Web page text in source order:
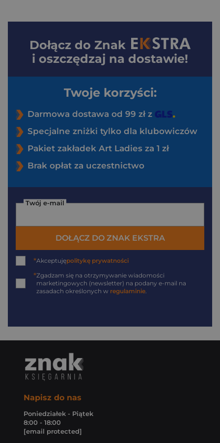
Dołącz do Znak
i oszczędzaj na dostawie!
Twoje korzyści:
Darmowa dostawa od 99 zł z
Specjalne zniżki tylko dla klubowiczów
Pakiet zakładek Art Ladies za 1 zł
Brak opłat za uczestnictwo
Twój e-mail
DOŁĄCZ DO ZNAK EKSTRA
*Akceptujępolitykę prywatności
*Zgadzam się na otrzymywanie wiadomości
marketingowych (newsletter) na podany e-mail na
zasadach określonych w regulaminie
Napisz do nas
Poniedziałek - Piątek
8:00 - 18:00
[email protected]